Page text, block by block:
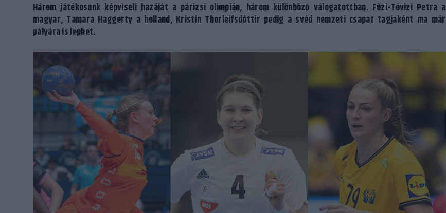
Három játékosunk képviseli hazáját a párizsi olimpián, három különböző válogatottban. Füzi-Tóvizi Petra a
magyar, Tamara Haggerty a holland, Kristin Thorleifsdóttir pedig a svéd nemzeti csapat tagjaként ma már
pályára is léphet.